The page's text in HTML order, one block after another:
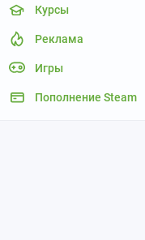
Курсы
Реклама
Игры
Пополнение Steam